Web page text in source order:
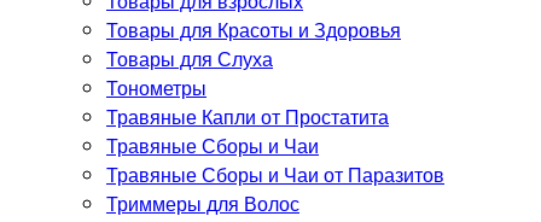
Товары для Красоты и Здоровья
Товары для Слуха
Тонометры
Травяные Капли от Простатита
Травяные Сборы и Чаи
Травяные Сборы и Чаи от Паразитов
Триммеры для Волос